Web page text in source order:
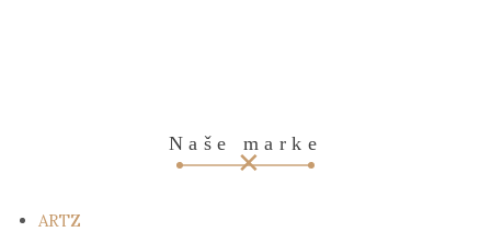
Naše marke
ARTZ